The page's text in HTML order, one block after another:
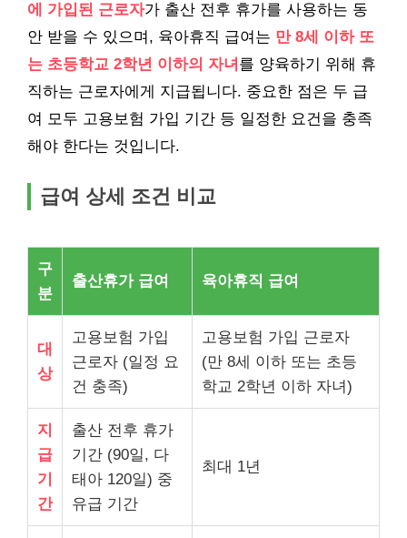
에 가입된 근로자가 출산 전후 휴가를 사용하는 동
안 받을 수 있으며, 육아휴직 급여는 만 8세 이하 또
는 초등학교 2학년 이하의 자녀 를 양육하기 위해 휴
직하는 근로자에게 지급됩니다. 중요한 점은 두 급
여 모두 고용보험 가입 기간 등 일정한 요건을 충족
해야 한다는 것입니다.
급여 상세 조건 비교
구
분
출산휴가 급여 육아휴직 급여
대
상
고용보험 가입
근로자 (일정 요
건 충족)
고용보험 가입 근로자
(만 8세 이하 또는 초등
학교 2학년 이하 자녀)
지
급
기
간
출산 전후 휴가
기간 (90일, 다
태아 120일) 중
유급 기간
최대 1년